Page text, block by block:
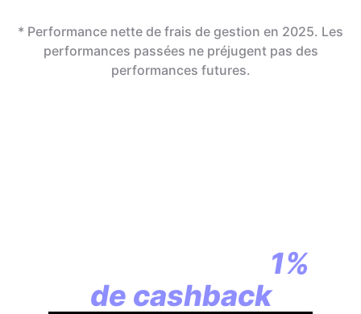
* Performance nette de frais de gestion en 2025. Les
performances passées ne préjugent pas des
performances futures.
1%
de cashback